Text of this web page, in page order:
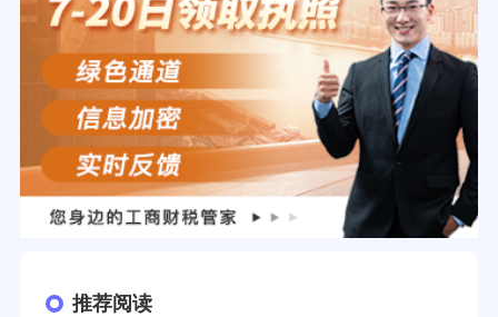
推荐阅读